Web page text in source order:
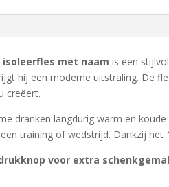
met naam is een
hij een moderne uitstraling. De
creëert.
dranken langdurig warm en
training of wedstrijd. Dankzij het
voor extra